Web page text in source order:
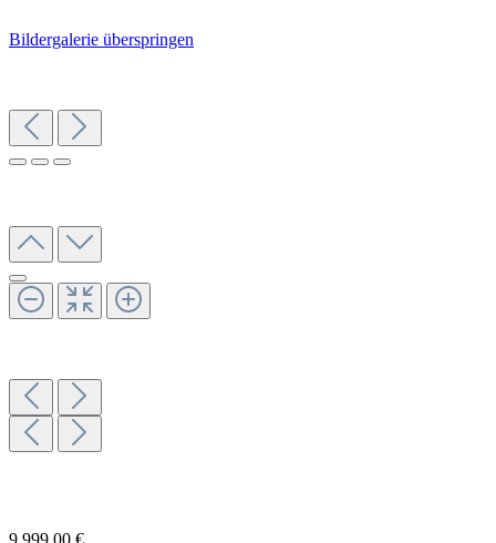
Bildergalerie überspringen
9.999,00 €